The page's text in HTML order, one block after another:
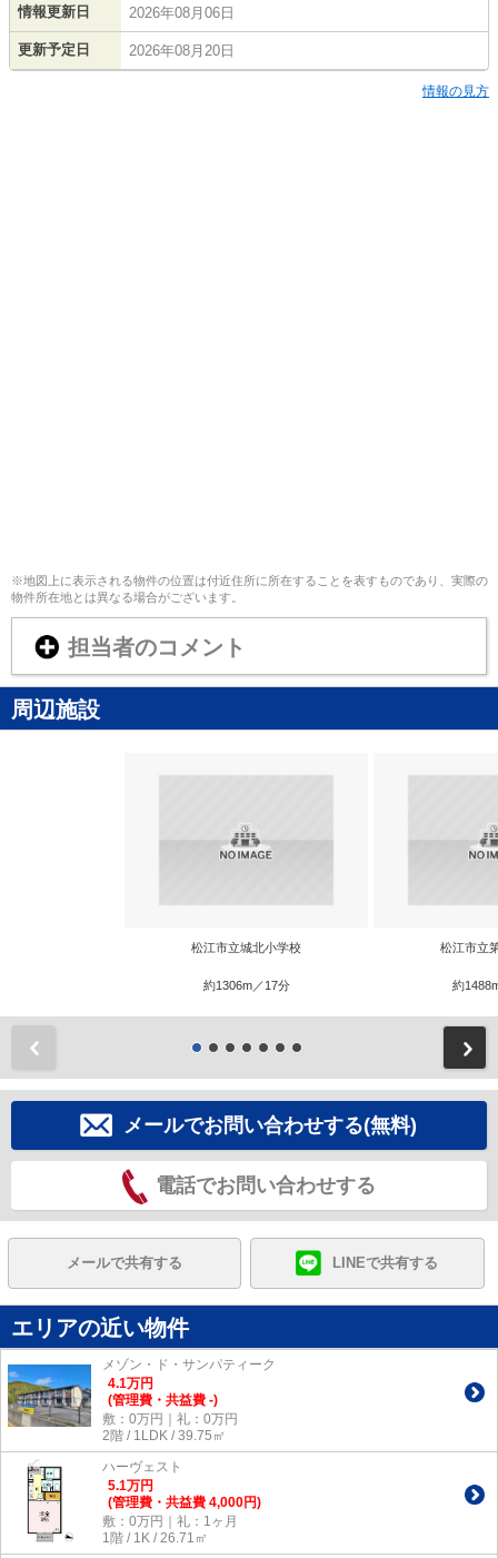
情報更新日 2026年08月06日
更新予定日 2026年08月20日
情報の見方
※地図上に表示される物件の位置は付近住所に所在することを表すものであり、実際の
物件所在地とは異なる場合がございます。
担当者のコメント
周辺施設
松江市立城北小学校
約1306m／17分
松江市立
約
メールでお問い合わせする(無料)
電話でお問い合わせする
メールで共有する LINEで共有する
エリアの近い物件
メゾン・ド・サンパティーク
4.1万円
(管理費・共益費 -)
敷：0万円｜礼：0万円
2階 / 1LDK / 39.75㎡
ハーヴェスト
5.1万円
(管理費・共益費 4,000円)
敷：0万円｜礼：1ヶ月
1階 / 1K / 26.71㎡